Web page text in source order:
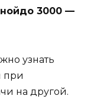
3000 —
узнать
при
на другой.